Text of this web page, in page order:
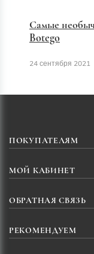
Самые
Botego
24 сентября 2021
ПОКУПАТЕЛЯМ
МОЙ КАБИНЕТ
ОБРАТНАЯ СВЯЗЬ
РЕКОМЕНДУЕМ